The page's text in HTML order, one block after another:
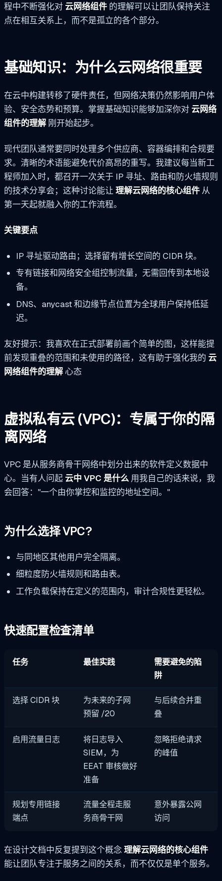
程中不断强化对 云网络组件 的理解可以让团队保持关注
点在相互关系上，而不是孤立的各个部分。
基础知识：为什么云网络很重要
在云中构建转移了硬件责任，但网络决策仍然影响用户体
验、安全态势和预算。掌握基础知识能够加深你对 云网络
组件的理解 刚开始起步。
现代团队通常要同时处理多个供应商、容器编排和合规要
求。清晰的术语能避免代价高昂的重写。我建议每当新工
程师加入时，都召开一次关于 IP 寻址、路由和防火墙规则
的技术分享会；这种讨论能让 理解云网络的核心组件 从
第一天起就融入你的工作流程。
关键要点
IP 寻址驱动路由；选择留有增长空间的 CIDR 块。
专有链接和网络安全组控制流量，无需回传到本地设
备。
DNS、anycast 和边缘节点位置为全球用户保持低延
迟。
友好提示：我喜欢在正式部署前画个简单的图，这样能提
前发现重叠的范围和未使用的路径，这有助于强化我的 云
网络组件的理解 心态
虚拟私有云 (VPC)：专属于你的隔
离网络
VPC 是从服务商骨干网络中划分出来的软件定义数据中
心。当有人问起 云中 VPC 是什么 用我自己的话来说，我
会回答："一个由你掌控和监控的地址空间。"
为什么选择 VPC?
与同地区其他用户完全隔离。
细粒度防火墙规则和路由表。
工作负载保持在定义的范围内，审计合规性更轻松。
快速配置检查清单
任务 最佳实践
需要避免的陷
阱
选择 CIDR 块
为未来的子网
预留 /20
与后续合并重
叠
启用流量日志
将日志导入
SIEM，为
EEAT 审核做好
准备
忽略拒绝请求
的峰值
规划专用链接
端点
流量全程走服
务商骨干网
意外暴露公网
访问
在设计文档中反复提到这个概念理解云网络的核心组件
能让团队专注于服务之间的关系，而不仅仅是单个服务。